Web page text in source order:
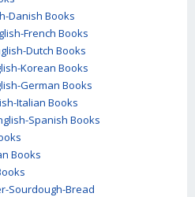
Danish Books
French Books
Dutch Books
Korean Books
German Books
Italian Books
Spanish Books
Books
Sourdough-Bread